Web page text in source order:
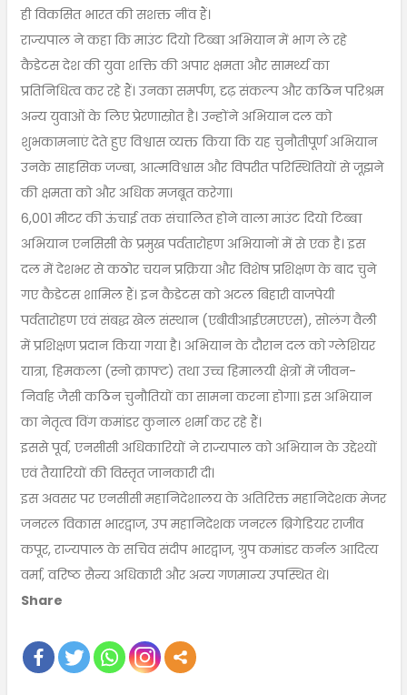
ही विकसित भारत की सशक्त नींव हैं।
राज्यपाल ने कहा कि माउंट दियो टिब्बा अभियान में भाग ले रहे
कैडेटस देश की युवा शक्ति की अपार क्षमता और सामर्थ्य का
प्रतिनिधित्व कर रहे हैं। उनका समर्पण, दृढ़ संकल्प और कठिन परिश्रम
अन्य युवाओं के लिए प्रेरणास्रोत है। उन्होंने अभियान दल को
शुभकामनाएं देते हुए विश्वास व्यक्त किया कि यह चुनौतीपूर्ण अभियान
उनके साहसिक जज्बा, आत्मविश्वास और विपरीत परिस्थितियों से जूझने
की क्षमता को और अधिक मजबूत करेगा।
6,001 मीटर की ऊंचाई तक संचालित होने वाला माउंट दियो टिब्बा
अभियान एनसिसी के प्रमुख पर्वतारोहण अभियानों में से एक है। इस
दल में देशभर से कठोर चयन प्रक्रिया और विशेष प्रशिक्षण के बाद चुने
गए कैडेटस शामिल हैं। इन कैडेटस को अटल बिहारी वाजपेयी
पर्वतारोहण एवं संबद्ध खेल संस्थान (एबीवीआईएमएएस), सोलंग वैली
में प्रशिक्षण प्रदान किया गया है। अभियान के दौरान दल को ग्लेशियर
यात्रा, हिमकला (स्नो क्राफ्ट) तथा उच्च हिमालयी क्षेत्रों में जीवन-
निर्वाह जैसी कठिन चुनौतियों का सामना करना होगा। इस अभियान
का नेतृत्व विंग कमांडर कुनाल शर्मा कर रहे हैं।
इससे पूर्व, एनसीसी अधिकारियों ने राज्यपाल को अभियान के उद्देश्यों
एवं तैयारियों की विस्तृत जानकारी दी।
इस अवसर पर एनसीसी महानिदेशालय के अतिरिक्त महानिदेशक मेजर
जनरल विकास भारद्वाज, उप महानिदेशक जनरल ब्रिगेडियर राजीव
कपूर, राज्यपाल के सचिव संदीप भारद्वाज, ग्रुप कमांडर कर्नल आदित्य
वर्मा, वरिष्ठ सैन्य अधिकारी और अन्य गणमान्य उपस्थित थे।
Share